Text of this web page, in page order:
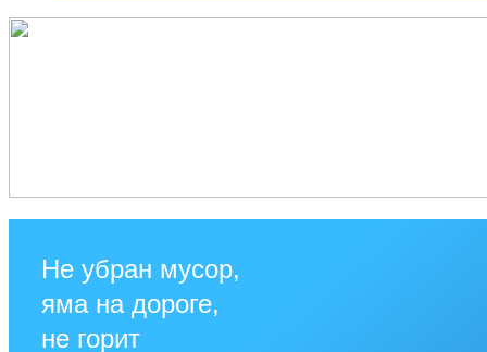
Не убран мусор,
яма на дороге,
не горит